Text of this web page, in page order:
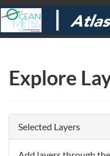
Explore
Selected Layers